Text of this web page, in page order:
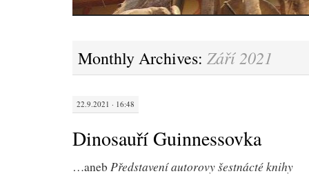
Monthly Archives: Září 2021
22.9.2021 · 16:48
Dinosauří Guinnessovka
…aneb Představení autorovy šestnácté knihy